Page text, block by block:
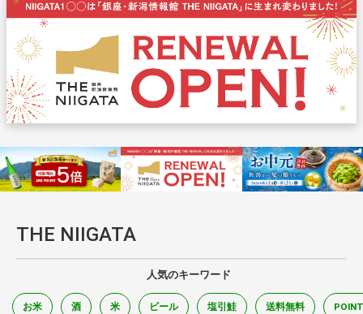
THE NIIGATA
人気のキーワード
お米 酒 米 ビール 塩引鮭 送料無料